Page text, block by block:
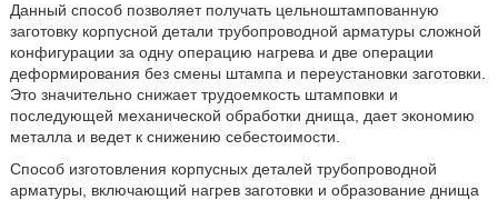
Данный способ позволяет получать цельноштампованную
заготовку корпусной детали трубопроводной арматуры сложной
конфигурации за одну операцию нагрева и две операции
деформирования без смены штампа и переустановки заготовки.
Это значительно снижает трудоемкость штамповки и
последующей механической обработки днища, дает экономию
металла и ведет к снижению себестоимости.
Способ изготовления корпусных деталей трубопроводной
арматуры, включающий нагрев заготовки и образование днища